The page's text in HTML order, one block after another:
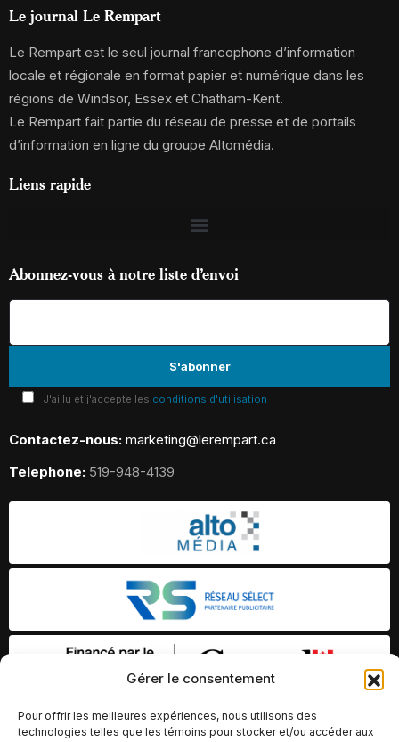
Gérer le consentement
Pour offrir les meilleures expériences, nous utilisons des
technologies telles que les témoins pour stocker et/ou accéder aux
Le journal Le Rempart
Le Rempart est le seul journal francophone d’information
locale et régionale en format papier et numérique dans les
régions de Windsor, Essex et Chatham-Kent.
Le Rempart fait partie du réseau de presse et de portails
d’information en ligne du groupe Altomédia.
Liens rapide
Abonnez-vous à notre liste d’envoi
J'ai lu et j'accepte les conditions d'utilisation
Contactez-nous: marketing@lerempart.ca
Telephone: 519-948-4139